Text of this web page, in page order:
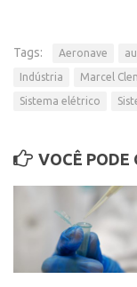
Empreendedorismo
Jornada
Bolsa
Bolsa
Prêmio USP
Entidades
Tags: Aeronave
Indústria Marcel
Sistema elétrico
VOCÊ PODE